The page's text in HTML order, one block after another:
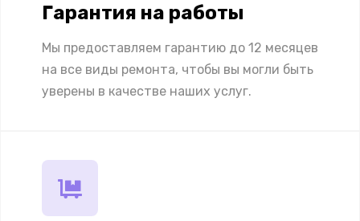
Гарантия на работы
Мы предоставляем гарантию до 12 месяцев
на все виды ремонта, чтобы вы могли быть
уверены в качестве наших услуг.